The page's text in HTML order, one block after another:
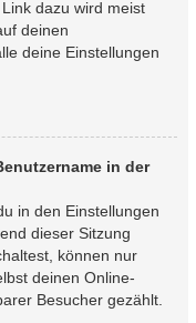
dazu wird meist
deinen
deine Einstellungen
in der
in den Einstellungen
dieser Sitzung
können nur
deinen Online-
Besucher gezählt.